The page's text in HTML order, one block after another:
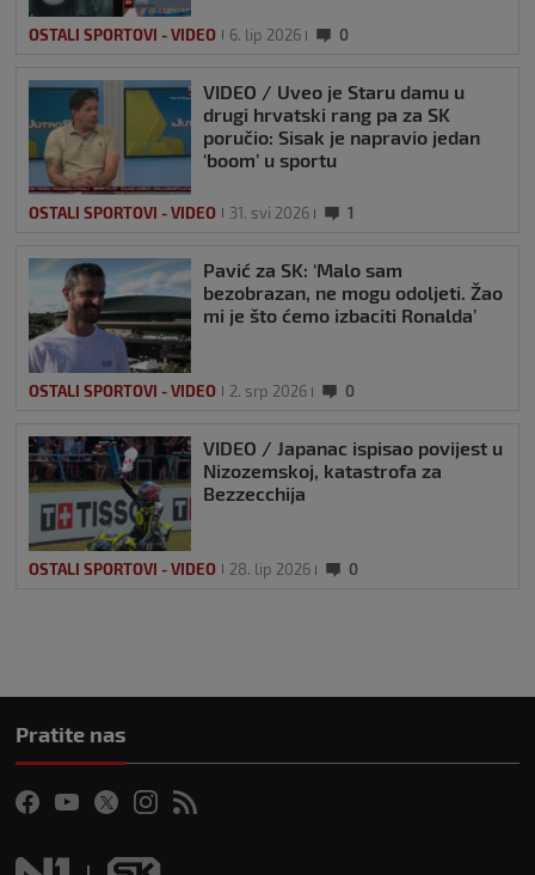
OSTALI SPORTOVI - VIDEO 6. lip 2026 0
VIDEO / Uveo je Staru damu u
drugi hrvatski rang pa za SK
poručio: Sisak je napravio jedan
‘boom’ u sportu
OSTALI SPORTOVI - VIDEO 31. svi 2026 1
Pavić za SK: ‘Malo sam
bezobrazan, ne mogu odoljeti. Žao
mi je što ćemo izbaciti Ronalda’
OSTALI SPORTOVI - VIDEO 2. srp 2026 0
VIDEO / Japanac ispisao povijest u
Nizozemskoj, katastrofa za
Bezzecchija
OSTALI SPORTOVI - VIDEO 28. lip 2026 0
Pratite nas